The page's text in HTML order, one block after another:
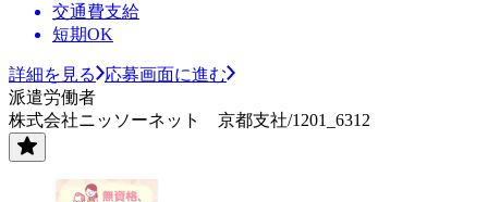
交通費支給
短期OK
詳細を見る
応募画面に進む
派遣労働者
株式会社ニッソーネット 京都支社/1201_6312